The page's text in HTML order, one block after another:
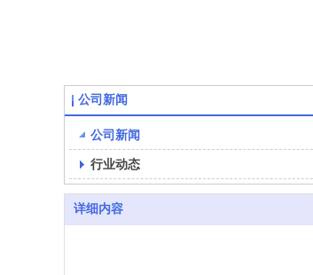
公司新闻
公司新闻
行业动态
详细内容